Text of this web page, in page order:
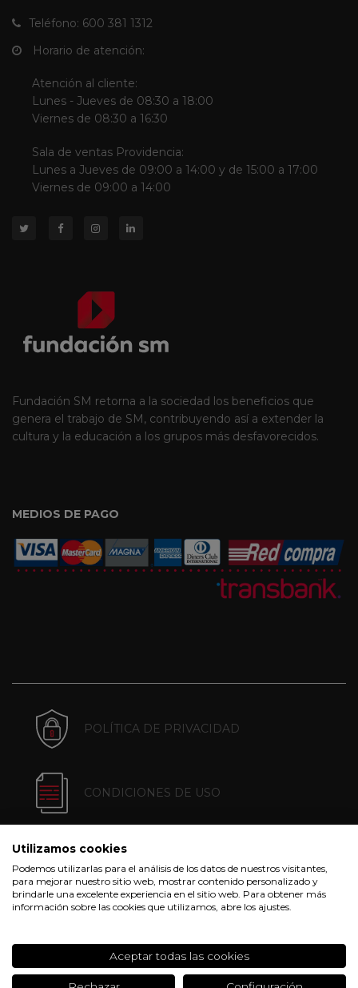
Teléfono: 600 381 1312
Horario de atención:
Atención al cliente:
Lunes - Jueves de 08:30 a 18:00
Viernes de 08:30 a 16:30
Sala de ventas Providencia:
Lunes a Jueves de 09:00 a 14:00 y de 15:00 a 17:00
Viernes de 09:00 a 14:00
Fundación SM retorna a la sociedad los beneficios que
genera el trabajo de SM, contribuyendo así a extender la
cultura y la educación a los grupos más desfavorecidos.
MEDIOS DE PAGO
POLÍTICA DE PRIVACIDAD
CONDICIONES DE USO
POLÍTICA DE COOKIES
Utilizamos cookies
Podemos utilizarlas para el análisis de los datos de nuestros visitantes,
para mejorar nuestro sitio web, mostrar contenido personalizado y
brindarle una excelente experiencia en el sitio web. Para obtener más
información sobre las cookies que utilizamos, abre los ajustes.
Aceptar todas las cookies